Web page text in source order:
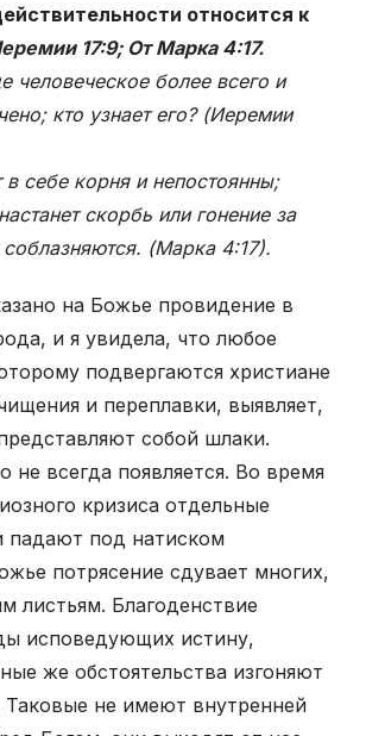
относится к
17:9; От Марка 4:17.
человеческое более всего и
кто узнает его? (Иеремии
себе корня и непостоянны;
скорбь или гонение за
соблазняются. (Марка 4:17).
на Божье провидение в
и я увидела, что любое
подвергаются христиане
и переплавки, выявляет,
собой шлаки.
не всегда появляется. Во время
кризиса отдельные
падают под натиском
потрясение сдувает многих,
листьям. Благоденствие
исповедующих истину,
же обстоятельства изгоняют
Таковые не имеют внутренней